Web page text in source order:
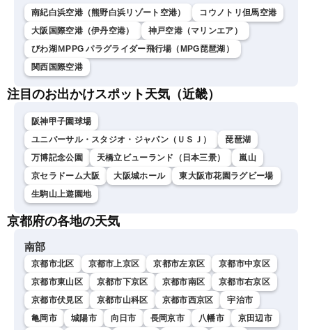
南紀白浜空港（熊野白浜リゾート空港）
コウノトリ但馬空港
大阪国際空港（伊丹空港）
神戸空港（マリンエア）
びわ湖ＭPPG パラグライダー飛行場（MPG琵琶湖）
関西国際空港
注目のお出かけスポット天気（近畿）
阪神甲子園球場
ユニバーサル・スタジオ・ジャパン（ＵＳＪ）
琵琶湖
万博記念公園
天橋立ビューランド（日本三景）
嵐山
京セラドーム大阪
大阪城ホール
東大阪市花園ラグビー場
生駒山上遊園地
京都府の各地の天気
南部
京都市北区 京都市上京区 京都市左京区
京都市中京区
京都市東山区
京都市下京区 京都市南区
京都市右京区
京都市伏見区
京都市山科区 京都市西京区
宇治市
亀岡市
城陽市 向日市 長岡京市 八幡市
京田辺市